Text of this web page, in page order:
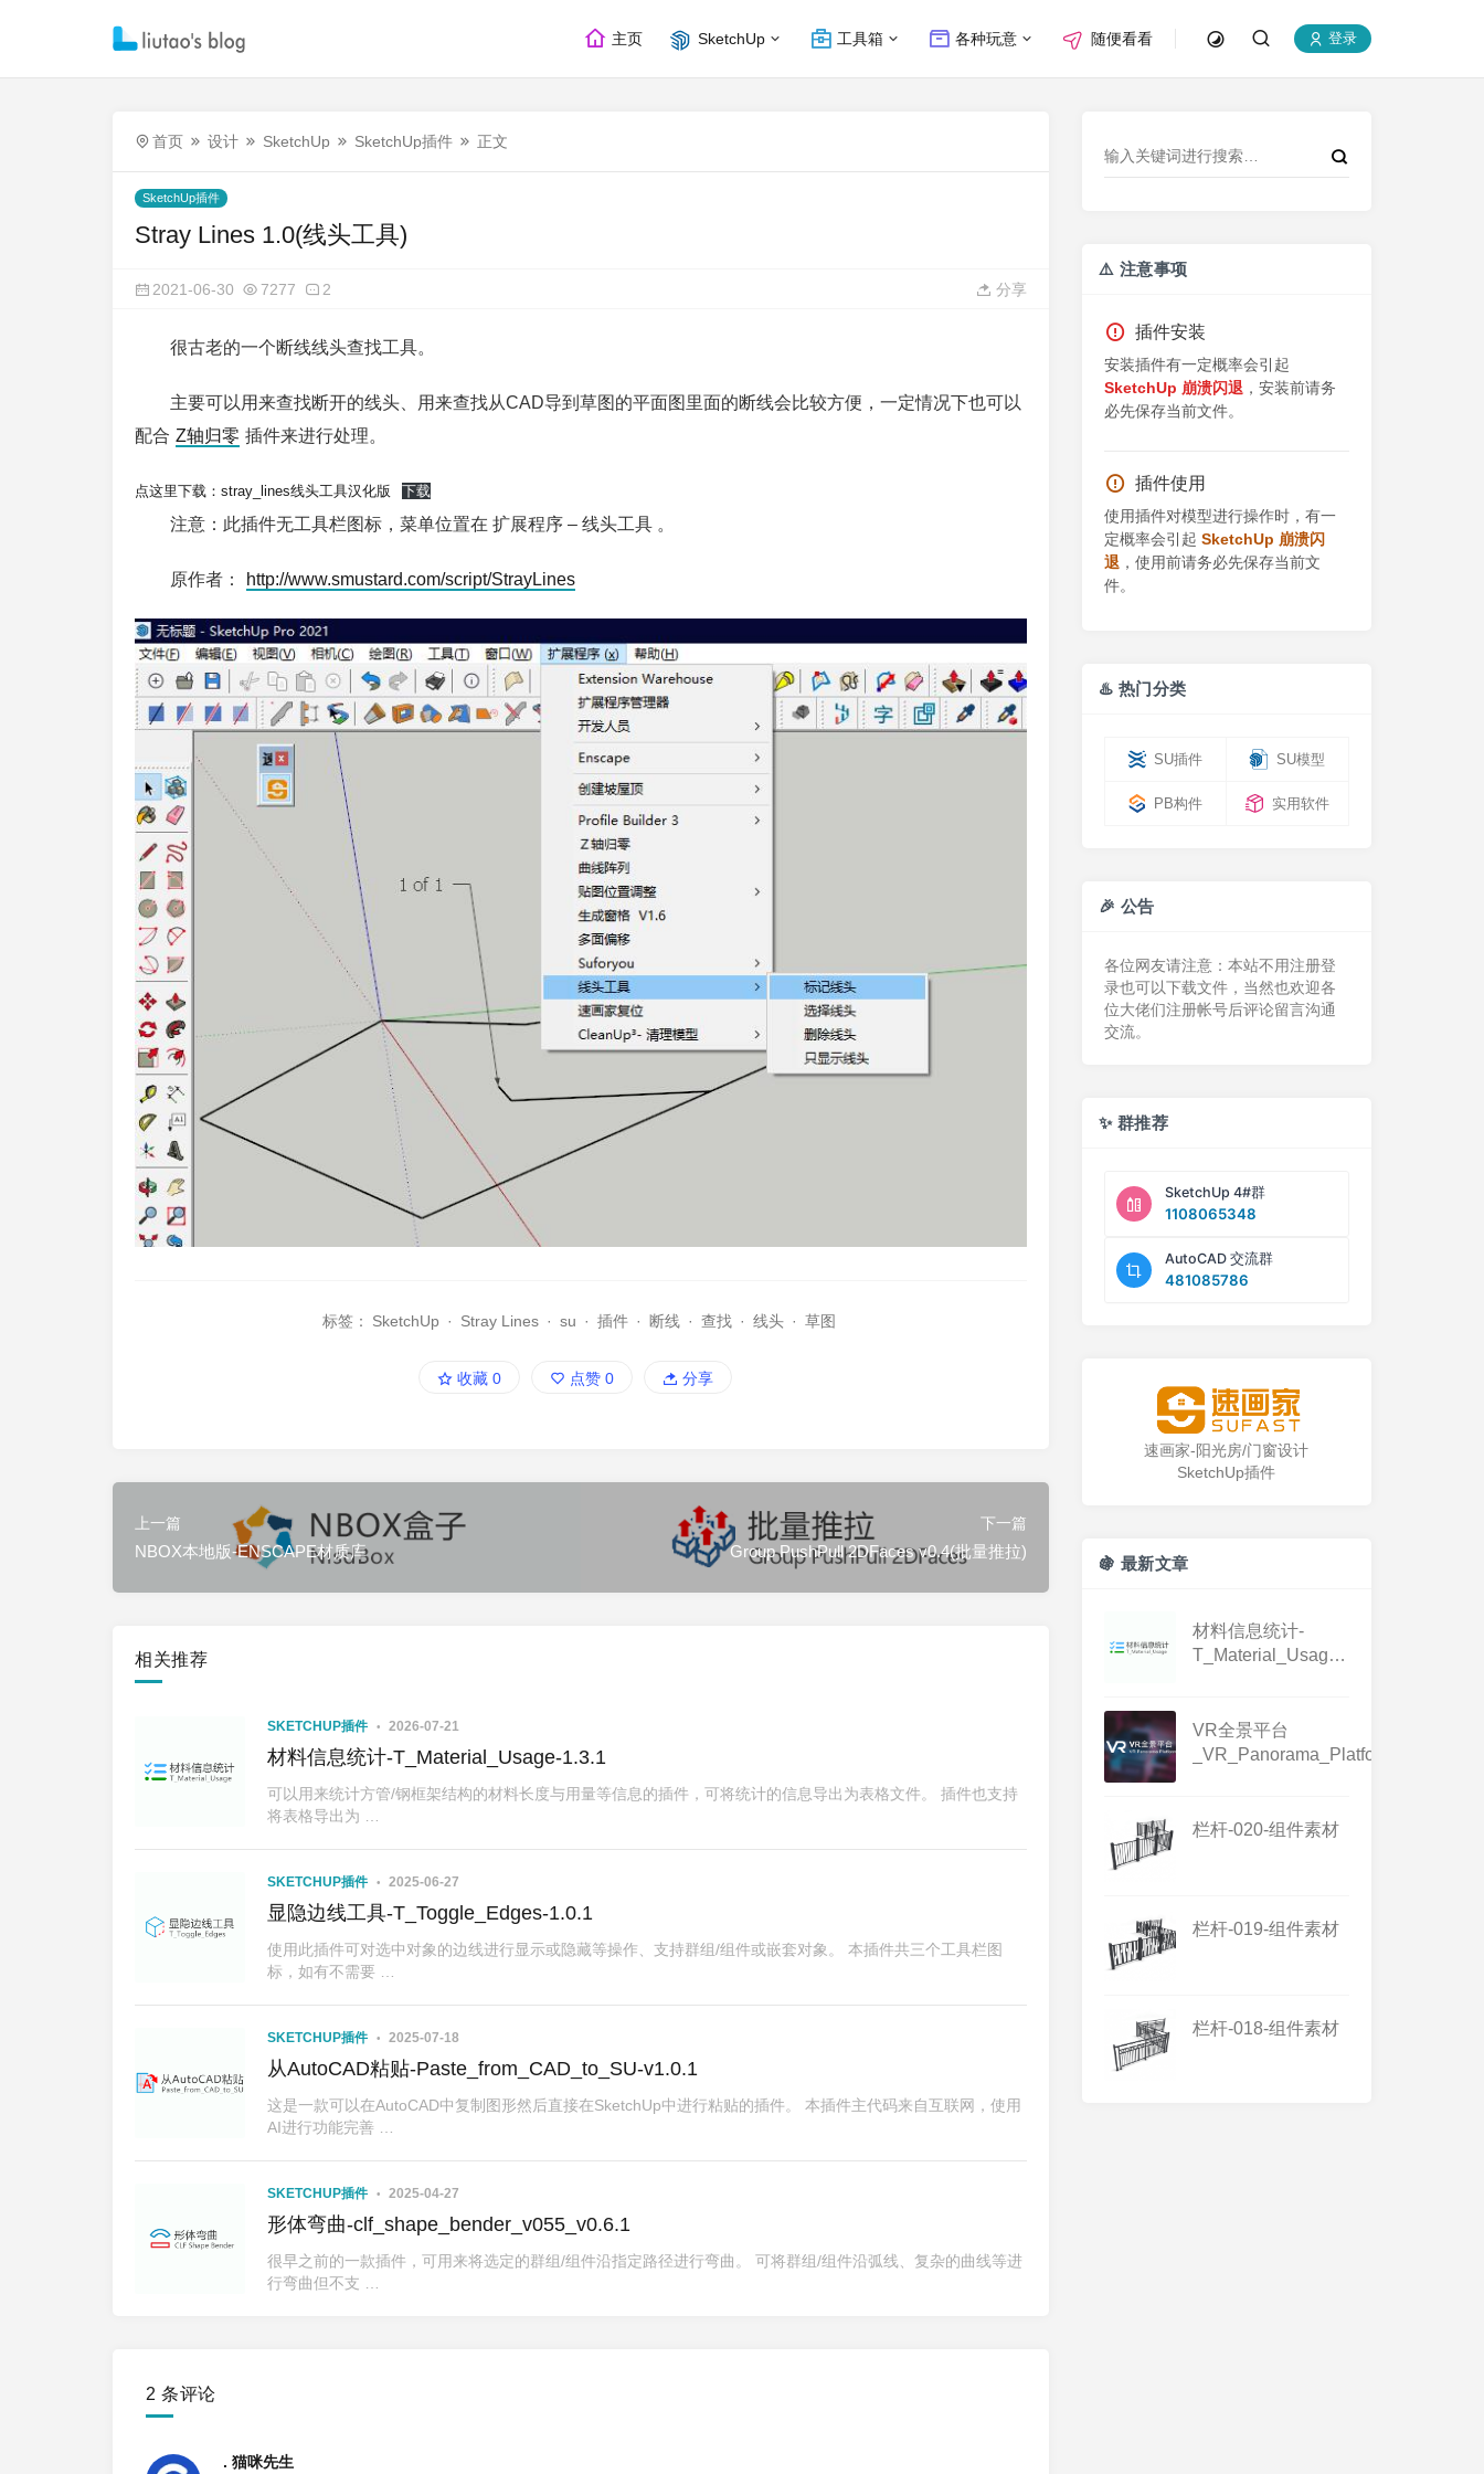
主页 SketchUp 工具箱 各种玩意 随便看看 登录
首页 设计 SketchUp SketchUp插件 正文
SketchUp插件
Stray Lines 1.0(线头工具)
2021-06-30 7277 2 分享
很古老的一个断线线头查找工具。
主要可以用来查找断开的线头、用来查找从CAD导到草图的平面图里面的断线会比较方便，一定情况下也可以
配合 Z轴归零 插件来进行处理。
点这里下载：stray_lines线头工具汉化版 下载
注意：此插件无工具栏图标，菜单位置在 扩展程序 – 线头工具 。
原作者： http://www.smustard.com/script/StrayLines
标签： SketchUp · Stray Lines · su · 插件 · 断线 · 查找 · 线头 · 草图
收藏0 点赞 0 分享
上一篇
NBOX本地版-ENSCAPE材质库
下一篇
Group PushPull 2DFaces v0.4(批量推拉)
相关推荐
SKETCHUP插件 2026-07-21
材料信息统计-T_Material_Usage-1.3.1
可以用来统计方管/钢框架结构的材料长度与用量等信息的插件，可将统计的信息导出为表格文件。 插件也支持
将表格导出为 …
SKETCHUP插件 2025-06-27
显隐边线工具-T_Toggle_Edges-1.0.1
使用此插件可对选中对象的边线进行显示或隐藏等操作、支持群组/组件或嵌套对象。 本插件共三个工具栏图
标，如有不需要 …
SKETCHUP插件 2025-07-18
从AutoCAD粘贴-Paste_from_CAD_to_SU-v1.0.1
这是一款可以在AutoCAD中复制图形然后直接在SketchUp中进行粘贴的插件。 本插件主代码来自互联网，使用
AI进行功能完善 …
SKETCHUP插件 2025-04-27
形体弯曲-clf_shape_bender_v055_v0.6.1
很早之前的一款插件，可用来将选定的群组/组件沿指定路径进行弯曲。 可将群组/组件沿弧线、复杂的曲线等进
行弯曲但不支 …
2 条评论
. 猫咪先生
⚠️ 注意事项
插件安装
安装插件有一定概率会引起
SketchUp 崩溃闪退 ，安装前请务
必先保存当前文件。
插件使用
使用插件对模型进行操作时，有一
定概率会引起 SketchUp 崩溃闪
退 ，使用前请务必先保存当前文
件。
♨️ 热门分类
SU插件 SU模型
PB构件 实用软件
🎉 公告
各位网友请注意：本站不用注册登
录也可以下载文件，当然也欢迎各
位大佬们注册帐号后评论留言沟通
交流。
✨ 群推荐
SketchUp 4#群
1108065348
AutoCAD 交流群
481085786
速画家-阳光房/门窗设计
SketchUp插件
🍇 最新文章
材料信息统计-
T_Material_Usage-
VR全景平台
_VR_Panorama_Platform_1.0.0
栏杆-020-组件素材
栏杆-019-组件素材
栏杆-018-组件素材